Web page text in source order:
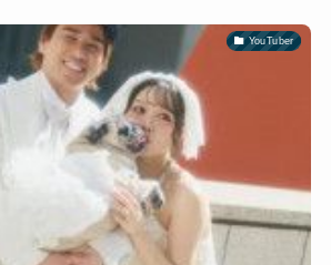
YouTuber